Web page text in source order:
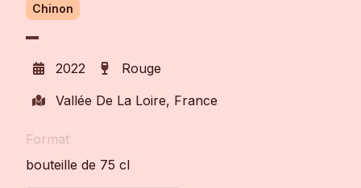
Chinon
2022
Rouge
Vallée De La Loire, France
Format
bouteille de 75 cl